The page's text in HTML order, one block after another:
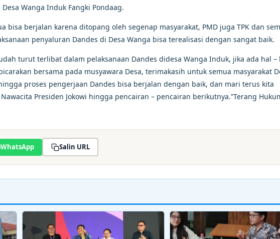
Wanga Induk Fangki Pondaag.
bisa berjalan karena ditopang oleh segenap masyarakat, PMD juga TPK dan
penyaluran Dandes di Desa Wanga bisa terealisasi dengan sangat baik.
turut terlibat dalam pelaksanaan Dandes didesa Wanga Induk, jika ada hal –
bersama pada musyawara Desa, terimakasih untuk semua masyarakat
proses pengerjaan Dandes bisa berjalan dengan baik, dan mari terus kita
Presiden Jokowi hingga pencairan – pencairan berikutnya.”Terang
WhatsApp Salin URL